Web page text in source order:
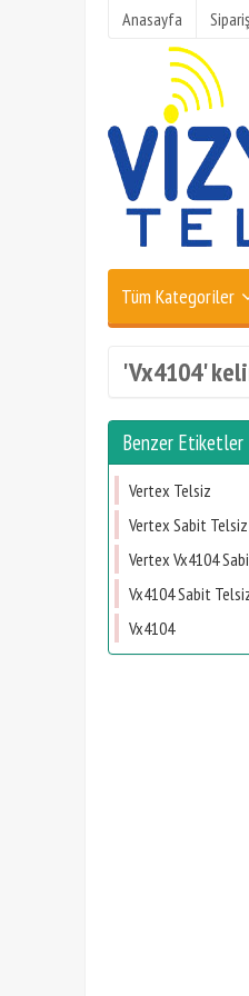
Anasayfa
Tüm Kategoriler
'Vx4104'
Benzer Etiketler
Vertex Telsiz
Vertex Sabit Telsiz
Vertex Vx4104
Vx4104 Sabit
Vx4104